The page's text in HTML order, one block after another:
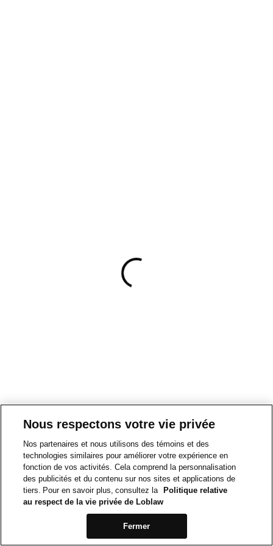
Nous respectons votre vie privée
Nos partenaires et nous utilisons des témoins et des
technologies similaires pour améliorer votre expérience en
fonction de vos activités. Cela comprend la personnalisation
des publicités et du contenu sur nos sites et applications de
tiers. Pour en savoir plus, consultez la
Politique relative
au respect de la vie privée de Loblaw
Fermer